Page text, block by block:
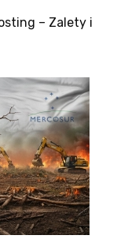
– Zalety i